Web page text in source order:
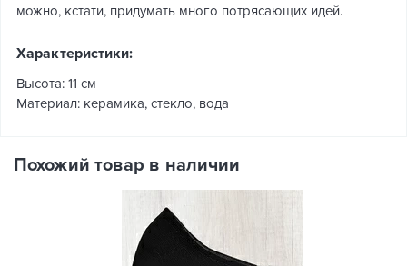
можно, кстати, придумать много потрясающих идей.
Характеристики:
Высота: 11 см
Материал: керамика, стекло, вода
Похожий товар в наличии